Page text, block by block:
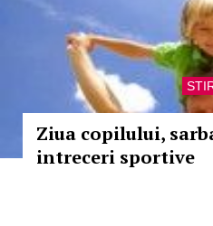
Ziua copilului,
intreceri sportive